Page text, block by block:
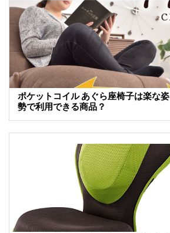
ポケットコイル あぐら座椅子は楽な姿
勢で利用できる商品？